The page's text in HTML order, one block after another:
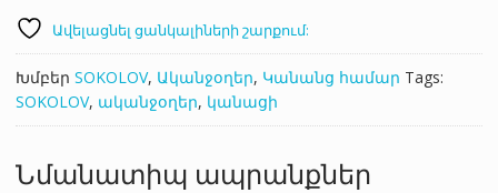
Ավելացնել ցանկալիների շարքում:
Խմբեր SOKOLOV, Ականջօղեր, Կանանց համար Tags:
SOKOLOV, ականջօղեր, կանացի
Նմանատիպ ապրանքներ